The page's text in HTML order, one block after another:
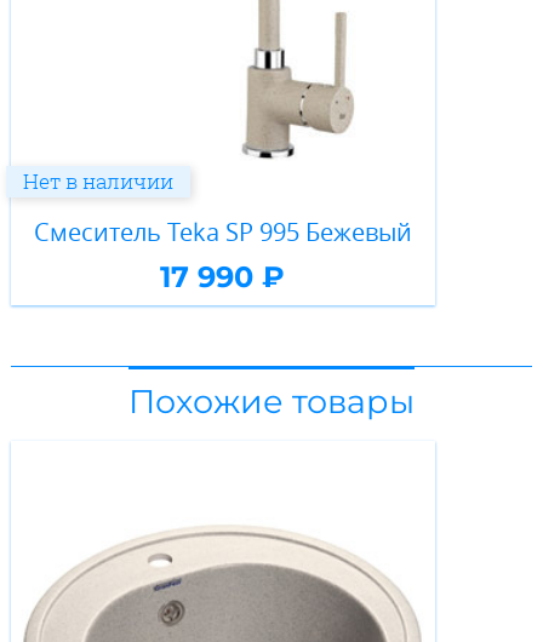
Смеситель Teka SP 995 Бежевый
17 990 ₽
Нет в наличии
Похожие товары